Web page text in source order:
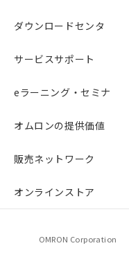
ダウンロードセンタ
サービスサポート
eラーニング・セミナ
オムロンの提供価値
販売ネットワーク
オンラインストア
OMRON Corporation